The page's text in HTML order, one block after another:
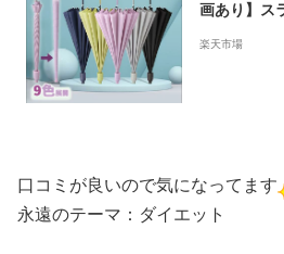
画あり】ス
傘 雨傘 長
楽天市場
口コミが良いので気になってます
永遠のテーマ：ダイエット